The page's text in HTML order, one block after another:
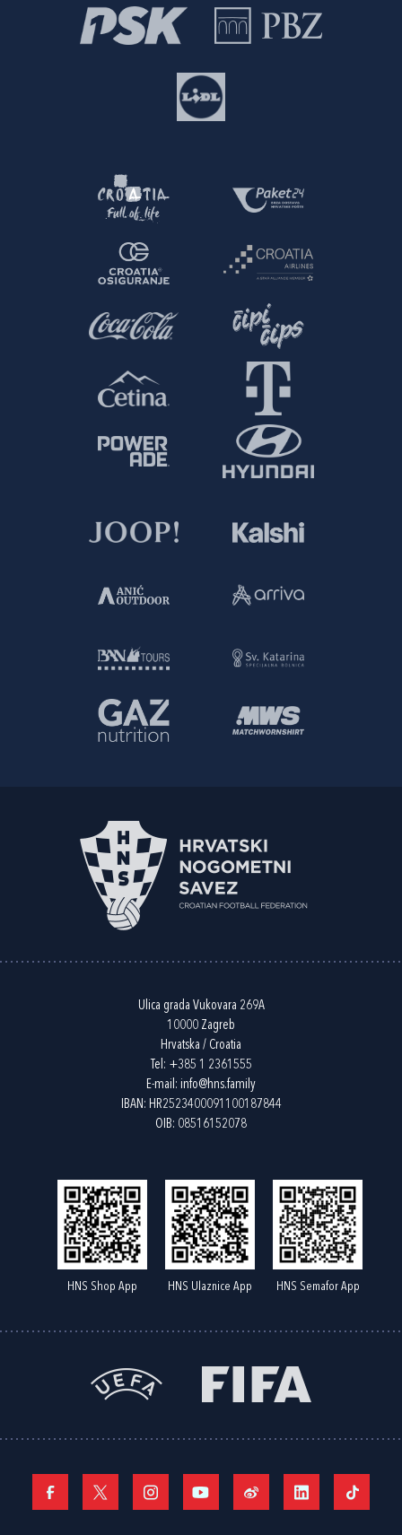
Ulica grada Vukovara 269A
10000 Zagreb
Hrvatska / Croatia
Tel: +385 1 2361555
E-mail: info@hns.family
IBAN: HR2523400091100187844
OIB: 08516152078
HNS Shop App HNS Ulaznice App HNS Semafor App